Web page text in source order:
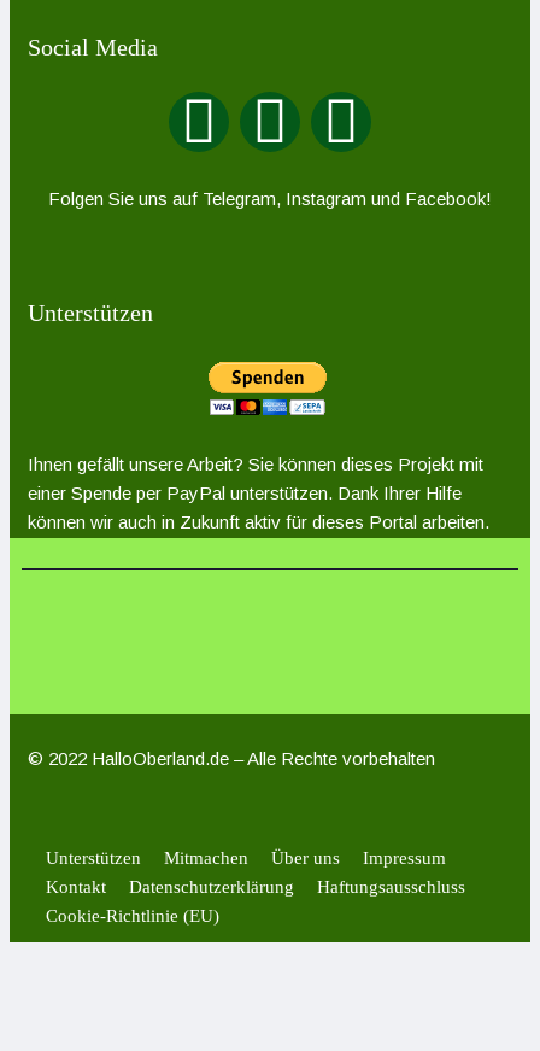
Social Media
Folgen Sie uns auf Telegram, Instagram und Facebook!
Unterstützen
Ihnen gefällt unsere Arbeit? Sie können dieses Projekt mit
einer Spende per PayPal unterstützen. Dank Ihrer Hilfe
können wir auch in Zukunft aktiv für dieses Portal arbeiten.
© 2022 HalloOberland.de – Alle Rechte vorbehalten
Unterstützen Mitmachen Über uns
Impressum
Kontakt
Datenschutzerklärung
Haftungsausschluss
Cookie-Richtlinie (EU)